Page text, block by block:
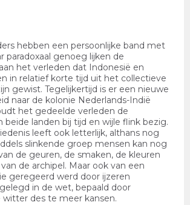
hebben een persoonlijke band met
paradoxaal genoeg lijken de
het verleden dat Indonesië en
in relatief korte tijd uit het collectieve
gewist. Tegelijkertijd is er een nieuwe
naar de kolonie Nederlands-Indië
het gedeelde verleden de
beide landen bij tijd en wijle flink bezig.
leeft ook letterlijk, althans nog
slinkende groep mensen kan nog
de geuren, de smaken, de kleuren
de archipel. Maar ook van een
geregeerd werd door ijzeren
in de wet, bepaald door
witter des te meer kansen.